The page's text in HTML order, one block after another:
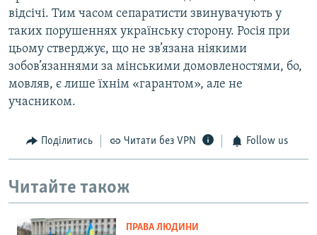
відсічі. Тим часом сепаратисти звинувачують у
таких порушеннях українську сторону. Росія при
цьому стверджує, що не зв’язана ніякими
зобов’язаннями за мінськими домовленостями, бо,
мовляв, є лише їхнім «гарантом», але не
учасником.
Поділитись Читати без VPN Follow us
Читайте також
ПРАВА ЛЮДИНИ